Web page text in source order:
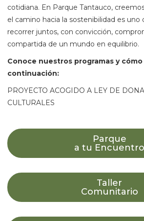
cotidiana. En Parque Tantauco,
el camino hacia la sostenibilidad es
recorrer juntos, con convicción,
compartida de un mundo en equilibrio.
Conoce nuestros programas y
continuación:
PROYECTO ACOGIDO A LEY DE
CULTURALES
Parque
a tu Encuentro
Taller
Comunitario